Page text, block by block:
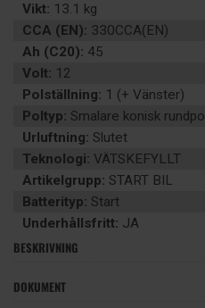
Vikt: 13.1 kg
CCA (EN): 330CCA(EN)
Ah (C20): 45
Volt: 12
Polställning: 1 (+ Vänster)
Poltyp: Smalare konisk rundpol
Urluftning: Slutet
Teknologi: VÄTSKEFYLLT
Artikelgrupp: START BIL
Batterityp: Start
Underhållsfritt: JA
BESKRIVNING
DOKUMENT